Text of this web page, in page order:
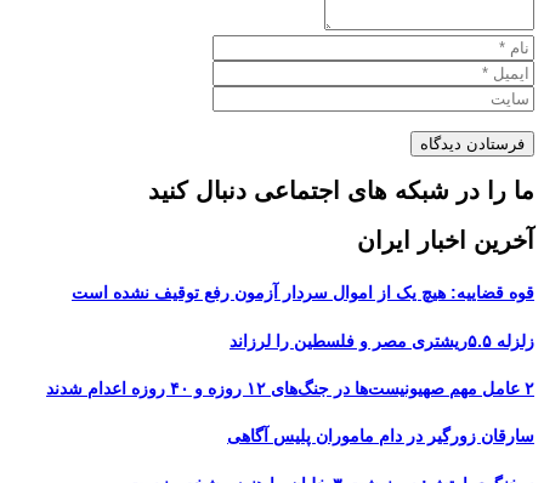
ما را در شبکه های اجتماعی دنبال کنید
آخرین اخبار ایران
قوه قضاییه: هیچ یک از اموال سردار آزمون رفع توقیف نشده است
زلزله ۵.۵ریشتری مصر و فلسطین را لرزاند
۲ عامل مهم صهیونیست‌ها در جنگ‌های ۱۲ روزه و ۴۰ روزه اعدام شدند
سارقان زورگیر در دام ماموران پلیس آگاهی